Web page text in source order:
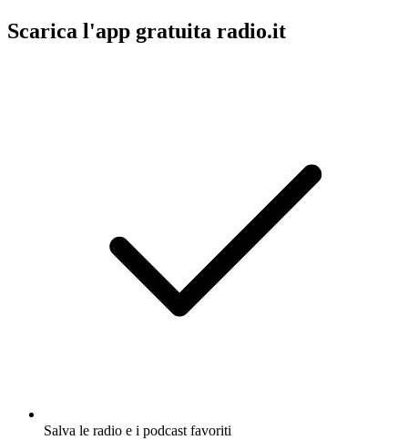
Scarica l'app gratuita radio.it
Salva le radio e i podcast favoriti